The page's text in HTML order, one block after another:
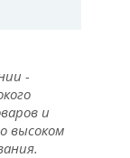
-
и
высоком